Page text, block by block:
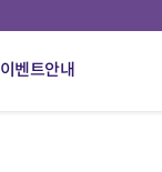
이벤트안내